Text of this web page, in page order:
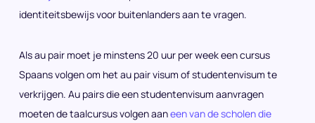
identiteitsbewijs voor buitenlanders aan te vragen.
Als au pair moet je minstens 20 uur per week een cursus
Spaans volgen om het au pair visum of studentenvisum te
verkrijgen. Au pairs die een studentenvisum aanvragen
moeten de taalcursus volgen aaneen van de scholen die